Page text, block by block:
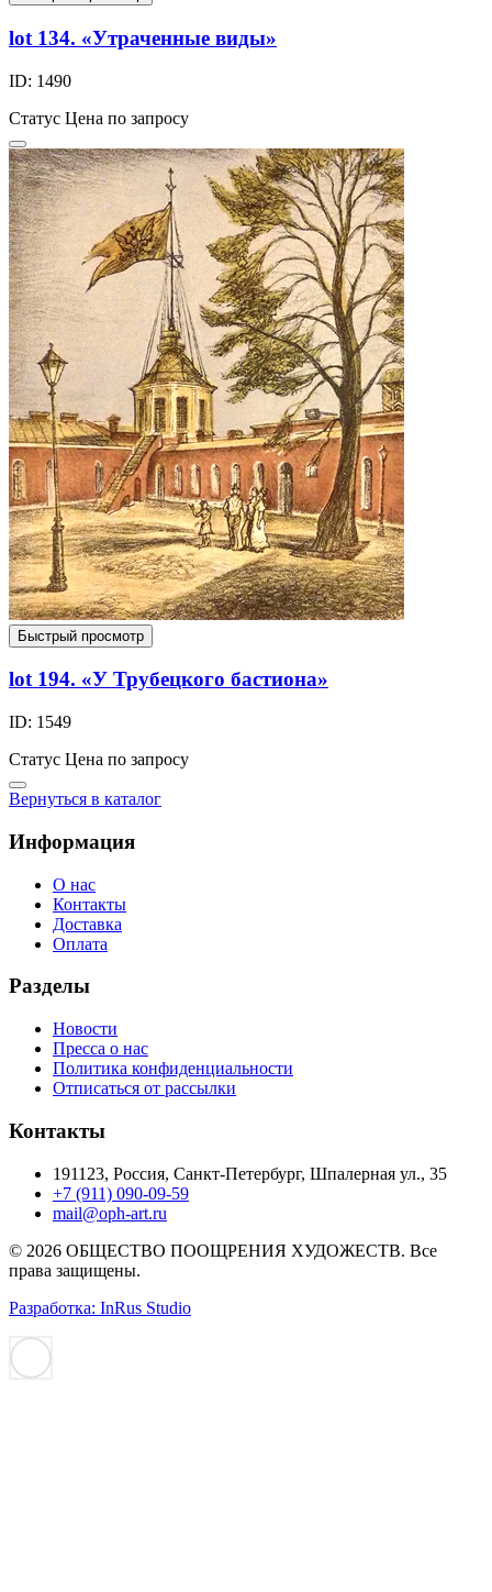
lot 134. «Утраченные виды»
ID: 1490
Статус Цена по запросу
Быстрый просмотр
lot 194. «У Трубецкого бастиона»
ID: 1549
Статус Цена по запросу
Вернуться в каталог
Информация
О нас
Контакты
Доставка
Оплата
Разделы
Новости
Пресса о нас
Политика конфиденциальности
Отписаться от рассылки
Контакты
191123, Россия, Санкт-Петербург, Шпалерная ул., 35
+7 (911) 090-09-59
mail@oph-art.ru
© 2026 ОБЩЕСТВО ПООЩРЕНИЯ ХУДОЖЕСТВ. Все
права защищены.
Разработка: InRus Studio